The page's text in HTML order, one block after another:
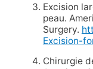
Excision
peau.
Surgery.
Excision-
Chirurgie